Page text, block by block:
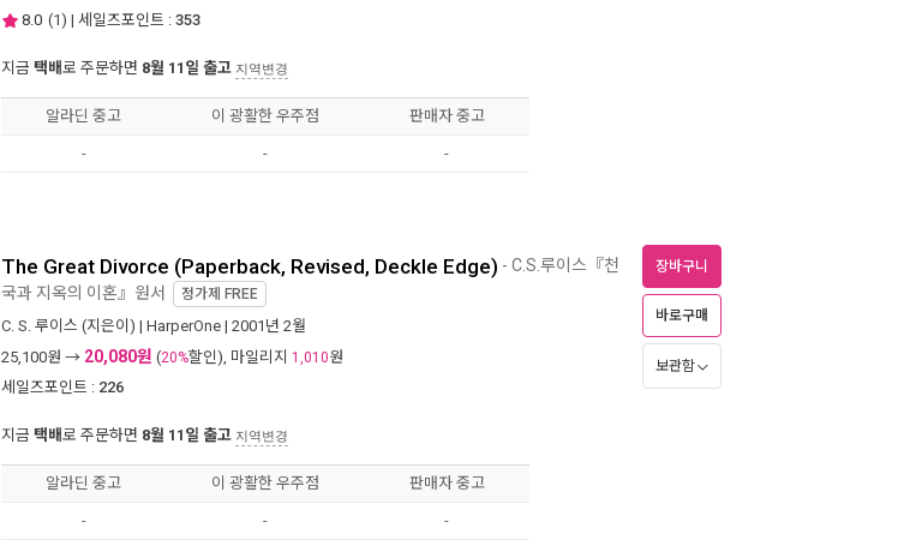
8.0 (1) | 세일즈포인트 : 353
지금 택배로 주문하면 8월 11일 출고 지역변경
알라딘 중고 이 광활한 우주점 판매자 중고
- - -
The Great Divorce (Paperback, Revised, Deckle Edge) - C.S.루이스『천
국과 지옥의 이혼』원서 정가제 FREE
C. S. 루이스 (지은이) | HarperOne | 2001년 2월
25,100원 → 20,080원 (20%할인), 마일리지 1,010원
세일즈포인트 : 226
지금 택배로 주문하면 8월 11일 출고 지역변경
장바구니
바로구매
보관함
알라딘 중고 이 광활한 우주점 판매자 중고
- - -